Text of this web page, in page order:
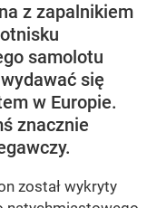
z zapalnikiem
samolotu
się
w Europie.
znacznie
został wykryty